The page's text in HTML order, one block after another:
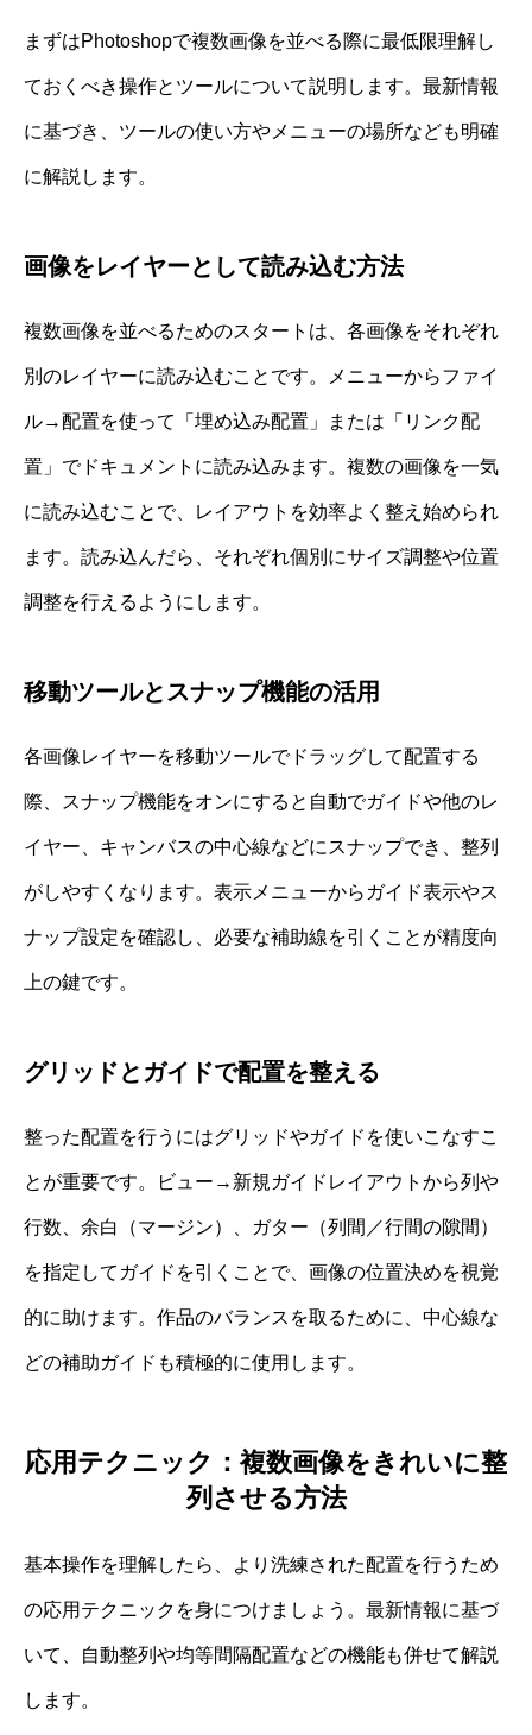
まずはPhotoshopで複数画像を並べる際に最低限理解し
ておくべき操作とツールについて説明します。最新情報
に基づき、ツールの使い方やメニューの場所なども明確
に解説します。
画像をレイヤーとして読み込む方法
複数画像を並べるためのスタートは、各画像をそれぞれ
別のレイヤーに読み込むことです。メニューからファイ
ル→配置を使って「埋め込み配置」または「リンク配
置」でドキュメントに読み込みます。複数の画像を一気
に読み込むことで、レイアウトを効率よく整え始められ
ます。読み込んだら、それぞれ個別にサイズ調整や位置
調整を行えるようにします。
移動ツールとスナップ機能の活用
各画像レイヤーを移動ツールでドラッグして配置する
際、スナップ機能をオンにすると自動でガイドや他のレ
イヤー、キャンバスの中心線などにスナップでき、整列
がしやすくなります。表示メニューからガイド表示やス
ナップ設定を確認し、必要な補助線を引くことが精度向
上の鍵です。
グリッドとガイドで配置を整える
整った配置を行うにはグリッドやガイドを使いこなすこ
とが重要です。ビュー→新規ガイドレイアウトから列や
行数、余白（マージン）、ガター（列間／行間の隙間）
を指定してガイドを引くことで、画像の位置決めを視覚
的に助けます。作品のバランスを取るために、中心線な
どの補助ガイドも積極的に使用します。
応用テクニック：複数画像をきれいに整
列させる方法
基本操作を理解したら、より洗練された配置を行うため
の応用テクニックを身につけましょう。最新情報に基づ
いて、自動整列や均等間隔配置などの機能も併せて解説
します。